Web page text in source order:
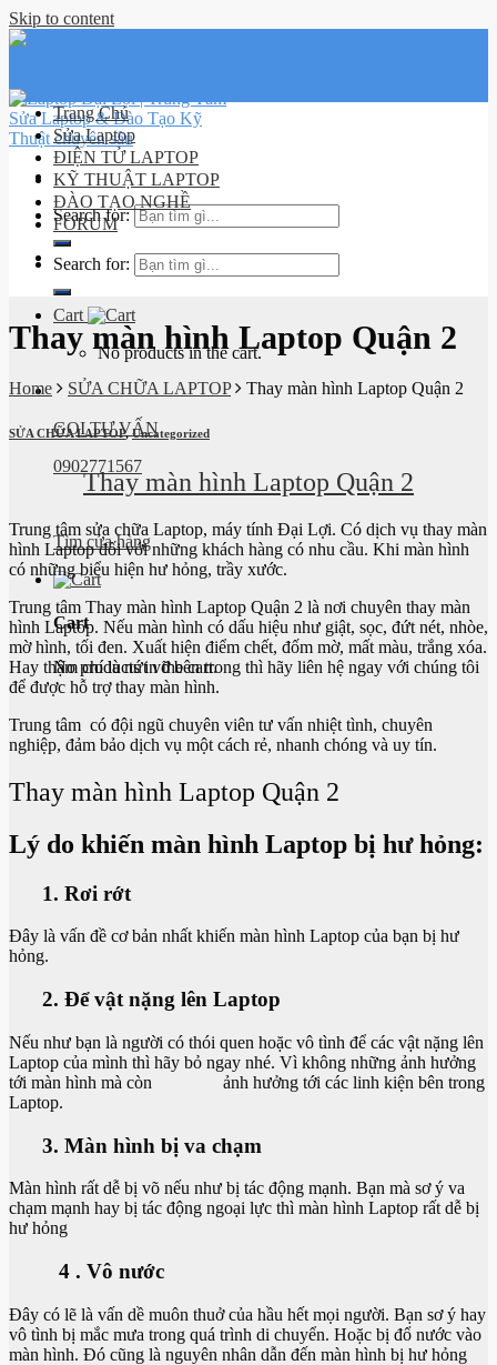
Skip to content
Search for:
Lịch sử
Cart
No products in the cart.
GỌI TƯ VẤN
0902771567
Tìm cửa hàng
Cart
No products in the cart.
Trang Chủ
Sửa Laptop
ĐIỆN TỬ LAPTOP
KỸ THUẬT LAPTOP
ĐÀO TẠO NGHỀ
FORUM
Search for:
Thay màn hình Laptop Quận 2
Home SỬA CHỮA LAPTOP Thay màn hình Laptop Quận 2
SỬA CHỮA LAPTOP,Uncategorized
Thay màn hình Laptop Quận 2
Trung tâm sửa chữa Laptop, máy tính Đại Lợi. Có dịch vụ thay màn
hình Laptop đối với những khách hàng có nhu cầu. Khi màn hình
có những biểu hiện hư hỏng, trầy xước.
Trung tâm Thay màn hình Laptop Quận 2 là nơi chuyên thay màn
hình Laptop. Nếu màn hình có dấu hiệu như giật, sọc, đứt nét, nhòe,
mờ hình, tối đen. Xuất hiện điểm chết, đốm mờ, mất màu, trắng xóa.
Hay thậm chí là nứt vỡ bên trong thì hãy liên hệ ngay với chúng tôi
để được hỗ trợ thay màn hình.
Trung tâm có đội ngũ chuyên viên tư vấn nhiệt tình, chuyên
nghiệp, đảm bảo dịch vụ một cách rẻ, nhanh chóng và uy tín.
Thay màn hình Laptop Quận 2
Lý do khiến màn hình Laptop bị hư hỏng:
1. Rơi rớt
Đây là vấn đề cơ bản nhất khiến màn hình Laptop của bạn bị hư
hỏng.
2. Để vật nặng lên Laptop
Nếu như bạn là người có thói quen hoặc vô tình để các vật nặng lên
Laptop của mình thì hãy bỏ ngay nhé. Vì không những ảnh hưởng
tới màn hình mà còn ảnh hưởng tới các linh kiện bên trong
Laptop.
3. Màn hình bị va chạm
Màn hình rất dễ bị võ nếu như bị tác động mạnh. Bạn mà sơ ý va
chạm mạnh hay bị tác động ngoại lực thì màn hình Laptop rất dễ bị
hư hỏng
4 . Vô nước
Đây có lẽ là vấn dề muôn thuở của hầu hết mọi người. Bạn sơ ý hay
vô tình bị mắc mưa trong quá trình di chuyển. Hoặc bị đổ nước vào
màn hình. Đó cũng là nguyên nhân dẫn đến màn hình bị hư hỏng